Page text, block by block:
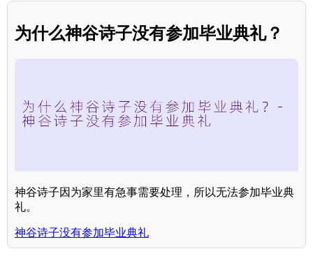
为什么神谷诗子没有参加毕业典礼？
神谷诗子因为家里有急事需要处理，所以无法参加毕业典
礼。
神谷诗子没有参加毕业典礼